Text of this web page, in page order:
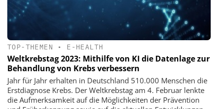
TOP-THEMEN • E-HEALTH
Weltkrebstag 2023: Mithilfe von KI die Datenlage zur
Behandlung von Krebs verbessern
Jahr für Jahr erhalten in Deutschland 510.000 Menschen die
Erstdiagnose Krebs. Der Weltkrebstag am 4. Februar lenkte
die Aufmerksamkeit auf die Möglichkeiten der Prävention